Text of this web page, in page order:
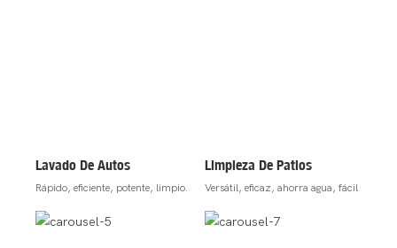
Lavado De Autos
Rápido, eficiente, potente, limpio.
Limpieza De Patios
Versátil, eficaz, ahorra agua, fácil